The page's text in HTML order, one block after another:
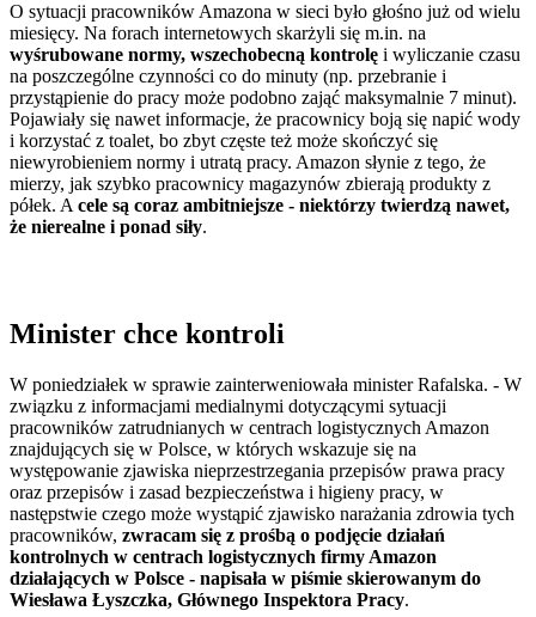
O sytuacji pracowników Amazona w sieci było głośno już od wielu
miesięcy. Na forach internetowych skarżyli się m.in. na
wyśrubowane normy, wszechobecną kontrolę i wyliczanie czasu
na poszczególne czynności co do minuty (np. przebranie i
przystąpienie do pracy może podobno zająć maksymalnie 7 minut).
Pojawiały się nawet informacje, że pracownicy boją się napić wody
i korzystać z toalet, bo zbyt częste też może skończyć się
niewyrobieniem normy i utratą pracy. Amazon słynie z tego, że
mierzy, jak szybko pracownicy magazynów zbierają produkty z
półek. Acele są coraz ambitniejsze - niektórzy twierdzą nawet,
że nierealne i ponad siły.
Minister chce kontroli
W poniedziałek w sprawie zainterweniowała minister Rafalska. - W
związku z informacjami medialnymi dotyczącymi sytuacji
pracowników zatrudnianych w centrach logistycznych Amazon
znajdujących się w Polsce, w których wskazuje się na
występowanie zjawiska nieprzestrzegania przepisów prawa pracy
oraz przepisów i zasad bezpieczeństwa i higieny pracy, w
następstwie czego może wystąpić zjawisko narażania zdrowia tych
pracowników, zwracam się z prośbą o podjęcie działań
kontrolnych w centrach logistycznych firmy Amazon
działających w Polsce - napisała w piśmie skierowanym do
Wiesława Łyszczka, Głównego Inspektora Pracy.